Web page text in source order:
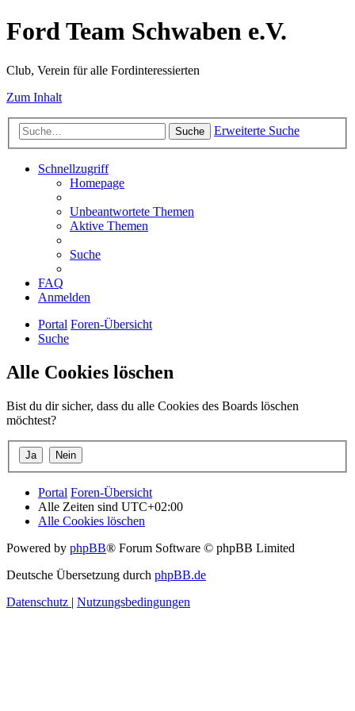
Ford Team Schwaben e.V.
Club, Verein für alle Fordinteressierten
Zum Inhalt
Suche Erweiterte Suche
Schnellzugriff
Homepage
Unbeantwortete Themen
Aktive Themen
Suche
FAQ
Anmelden
Portal Foren-Übersicht
Suche
Alle Cookies löschen
Bist du dir sicher, dass du alle Cookies des Boards löschen
möchtest?
Portal Foren-Übersicht
Alle Zeiten sind UTC+02:00
Alle Cookies löschen
Powered by phpBB® Forum Software © phpBB Limited
Deutsche Übersetzung durch phpBB.de
Datenschutz | Nutzungsbedingungen